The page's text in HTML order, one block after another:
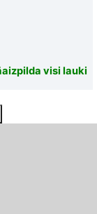
visi lauki